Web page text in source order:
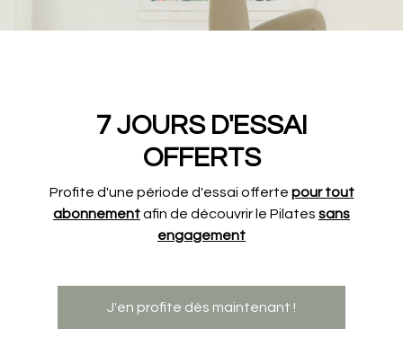
7 JOURS D'ESSAI
OFFERTS
Profite d'une période d'essai offerte pour tout
abonnementafin de découvrir le Pilates sans
engagement
J'en profite dès maintenant !